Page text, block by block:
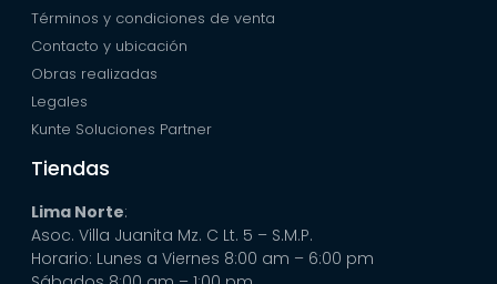
Términos y condiciones de venta
Contacto y ubicación
Obras realizadas
Legales
Kunte Soluciones Partner
Tiendas
Lima Norte:
Asoc. Villa Juanita Mz. C Lt. 5 – S.M.P.
Horario: Lunes a Viernes 8:00 am – 6:00 pm